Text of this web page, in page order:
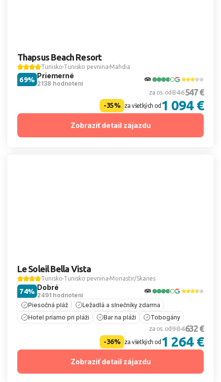
Thapsus Beach Resort
Tunisko Tunisko pevnina Mahdia
Priemerné
2138 hodnotení
69%
za os. od846547 €
-35% za všetkých od 1 094 €
Zobraziť detail zájazdu
Le Soleil Bella Vista
Tunisko Tunisko pevnina Monastir/Skanes
Dobré
2491 hodnotení
74%
Piesočná pláž
Ležadlá a slnečníky zdarma
Hotel priamo pri pláži
Bar na pláži Tobogány
za os. od984632 €
-36% za všetkých od 1 264 €
Zobraziť detail zájazdu